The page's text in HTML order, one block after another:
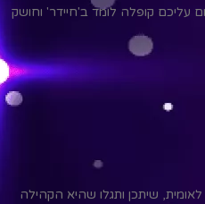
עליכם קופלה לומד ב'חיידר' וחושק
שיתכן ותגלו שהיא הקהילה